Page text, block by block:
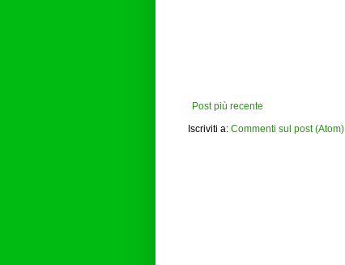
Post più recente
Iscriviti a: Commenti sul post (Atom)